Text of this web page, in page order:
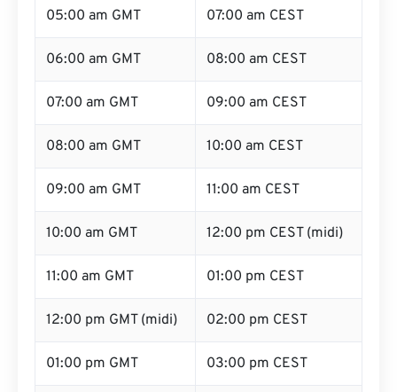
05:00 am GMT 07:00 am CEST
06:00 am GMT 08:00 am CEST
07:00 am GMT 09:00 am CEST
08:00 am GMT 10:00 am CEST
09:00 am GMT 11:00 am CEST
10:00 am GMT 12:00 pm CEST (midi)
11:00 am GMT 01:00 pm CEST
12:00 pm GMT (midi) 02:00 pm CEST
01:00 pm GMT 03:00 pm CEST